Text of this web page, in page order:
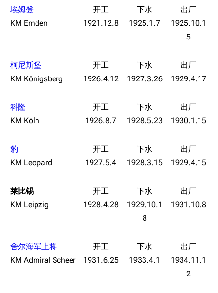
工程局
舰艇徽章与格言
美海军惯导系统
旧日本八八舰队
旧日本军舰一览
解放军主战舰艇
舰少资料库
苍青幻影wiki（只
读）
JSTOR期刊图书馆
Naval
Encyclopedia
埃姆登
KM Emden
1921.12.8 1925.1.7
1925.10.1
5
柯尼斯堡
KM Königsberg
1926.4.12 1927.3.26 1929.4.17
科隆
KM Köln
1926.8.7 1928.5.23 1930.1.15
豹
KM Leopard
1927.5.4 1928.3.15 1929.4.15
莱比锡
KM Leipzig
1928.4.28
1929.10.1
8
1931.10.8
舍尔海军上将
KM Admiral Scheer
1931.6.25 1933.4.1
1934.11.1
2
原型简介